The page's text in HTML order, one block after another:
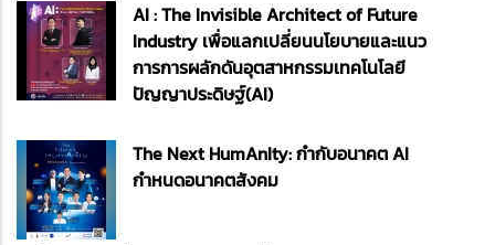
AI : The Invisible Architect of Future
Industry เพื่อแลกเปลี่ยนนโยบายและแนว
การการผลักดันอุตสาหกรรมเทคโนโลยี
ปัญญาประดิษฐ์(AI)
The Next HumAnIty: กำกับอนาคต AI
กำหนดอนาคตสังคม